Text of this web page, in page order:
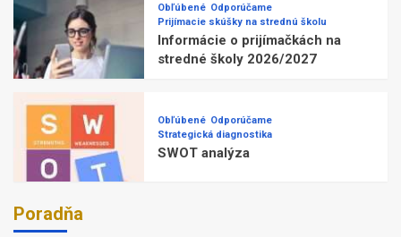
Obľúbené Odporúčame
Prijímacie skúšky na strednú školu
Informácie o prijímačkách na
stredné školy 2026/2027
Obľúbené Odporúčame
Strategická diagnostika
SWOT analýza
Poradňa